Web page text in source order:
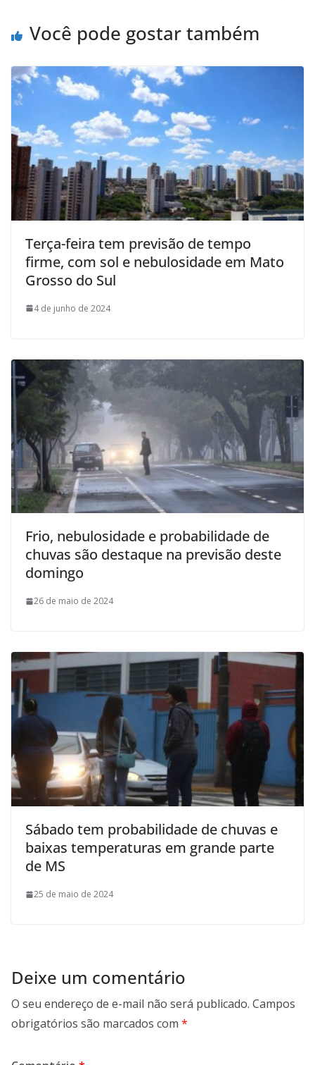
Você pode gostar também
Terça-feira tem previsão de tempo
firme, com sol e nebulosidade em Mato
Grosso do Sul
4 de junho de 2024
Frio, nebulosidade e probabilidade de
chuvas são destaque na previsão deste
domingo
26 de maio de 2024
Sábado tem probabilidade de chuvas e
baixas temperaturas em grande parte
de MS
25 de maio de 2024
Deixe um comentário
O seu endereço de e-mail não será publicado. Campos
obrigatórios são marcados com *